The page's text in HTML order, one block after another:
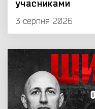
учасниками
3 серпня 2026